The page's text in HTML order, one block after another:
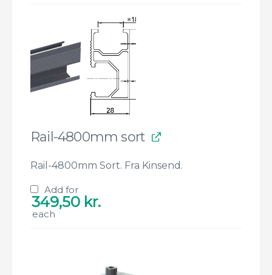
Rail-4800mm sort
Rail-4800mm Sort. Fra Kinsend.
Add for
349,50 kr.
each